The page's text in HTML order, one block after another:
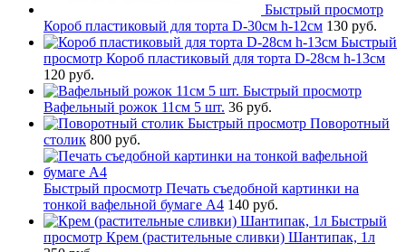
Быстрый просмотр
Короб пластиковый для торта D-30см h-12см 130 руб.
Быстрый
просмотр Короб пластиковый для торта D-28см h-13см
120 руб.
Быстрый просмотр
Вафельный рожок 11см 5 шт. 36 руб.
Быстрый просмотр Поворотный
столик 800 руб.
Быстрый просмотр Печать съедобной картинки на
тонкой вафельной бумаге А4 140 руб.
Быстрый
просмотр Крем (растительные сливки) Шантипак, 1л